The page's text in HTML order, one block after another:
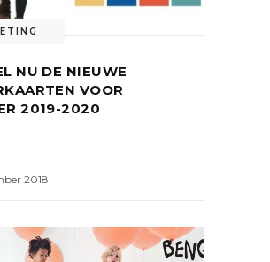
NU DE NIEUWE
VOOR
2019-2020
2018